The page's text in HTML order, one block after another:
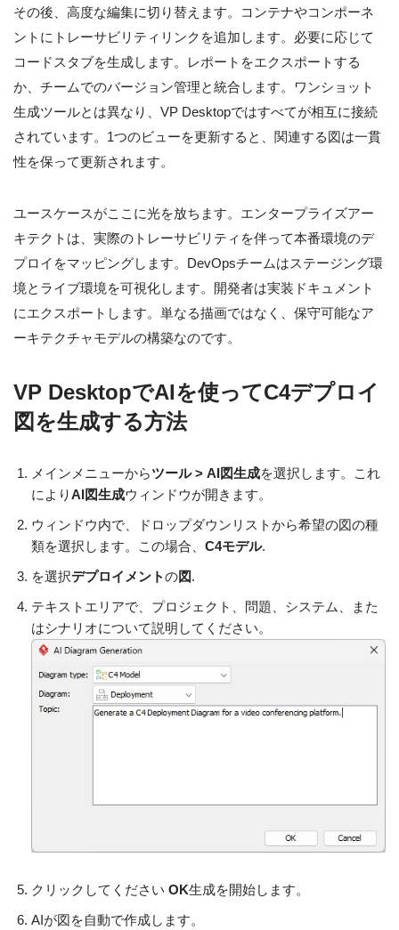
その後、高度な編集に切り替えます。コンテナやコンポーネ
ントにトレーサビリティリンクを追加します。必要に応じて
コードスタブを生成します。レポートをエクスポートする
か、チームでのバージョン管理と統合します。ワンショット
生成ツールとは異なり、VP Desktopではすべてが相互に接続
されています。1つのビューを更新すると、関連する図は一貫
性を保って更新されます。
ユースケースがここに光を放ちます。エンタープライズアー
キテクトは、実際のトレーサビリティを伴って本番環境のデ
プロイをマッピングします。DevOpsチームはステージング環
境とライブ環境を可視化します。開発者は実装ドキュメント
にエクスポートします。単なる描画ではなく、保守可能なア
ーキテクチャモデルの構築なのです。
VP DesktopでAIを使ってC4デプロイ
図を生成する方法
メインメニューからツール > AI図生成を選択します。これ
によりAI図生成ウィンドウが開きます。
ウィンドウ内で、ドロップダウンリストから希望の図の種
類を選択します。この場合、 C4モデル.
を選択デプロイメントの図.
テキストエリアで、プロジェクト、問題、システム、また
はシナリオについて説明してください。
クリックしてください OK生成を開始します。
AIが図を自動で作成します。